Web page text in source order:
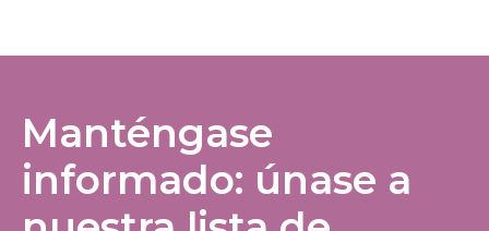
Manténgase
informado: únase a